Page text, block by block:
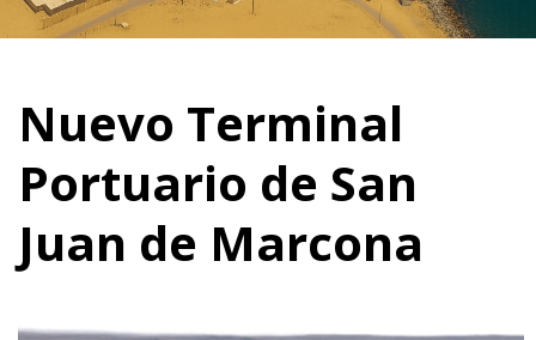
Nuevo Terminal
Portuario de San
Juan de Marcona